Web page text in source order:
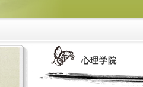
心理学院